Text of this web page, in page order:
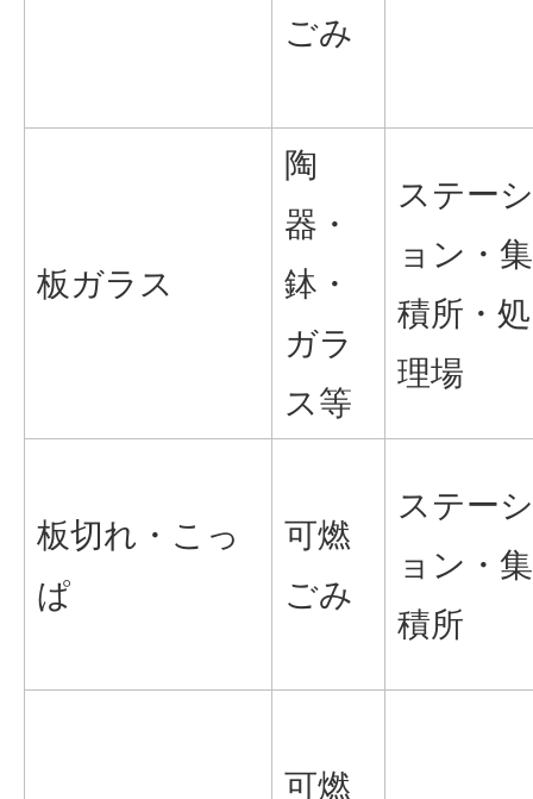
ごみ
板ガラス
陶
器・
鉢・
ガラ
ス等
ステーシ
ョン・集
積所・処
理場
板切れ・こっ
ぱ
可燃
ごみ
ステーシ
ョン・集
積所
可燃